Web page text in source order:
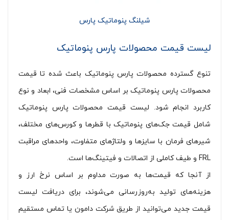
شیلنگ پنوماتیک پارس
لیست قیمت محصولات پارس پنوماتیک
تنوع گسترده محصولات پارس پنوماتیک باعث شده تا قیمت
محصولات پارس پنوماتیک بر اساس مشخصات فنی، ابعاد و نوع
کاربرد انجام شود. لیست قیمت محصولات پارس پنوماتیک
شامل قیمت جک‌های پنوماتیک با قطرها و کورس‌های مختلف،
شیرهای فرمان با سایزها و ولتاژهای متفاوت، واحدهای مراقبت
FRL و طیف کاملی از اتصالات و فیتینگ‌ها است.
از آنجا که قیمت‌ها به صورت مداوم بر اساس نرخ ارز و
هزینه‌های تولید به‌روزرسانی می‌شوند، برای دریافت لیست
قیمت جدید می‌توانید از طریق شرکت دامون یا تماس مستقیم